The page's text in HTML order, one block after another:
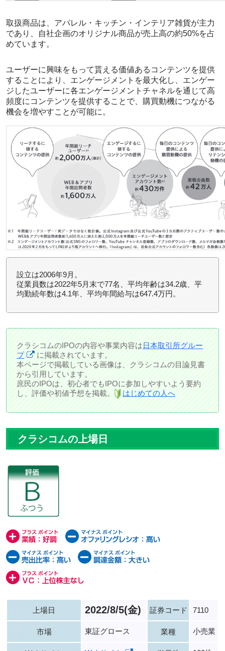
取扱商品は、アパレル・キッチン・インテリア雑貨が主力
であり、自社企画のオリジナル商品が売上高の約50%を占
めています。
ユーザーに興味をもって貰える価値あるコンテンツを提供
することにより、エンゲージメントを最大化し、エンゲー
ジしたユーザーに各エンゲージメントチャネルを通じて高
頻度にコンテンツを提供することで、購買動機につながる
機会を増やすことが可能に。
設立は2006年9月。
従業員数は2022年5月末で77名、平均年齢は34.2歳、平
均勤続年数は4.1年、平均年間給与は647.4万円。
クラシコムのIPOの内容や事業内容は日本取引所グルー
プ
に掲載されています。
本ページで掲載している画像は、クラシコムの目論見書
から引用しています。
庶民のIPOは、初心者でもIPOに参加しやすいよう要約
し、評価や初値予想を掲載。
はじめての人へ
クラシコムの上場日
上場日 2022/8/5(金) 証券コード 7110
市場 東証グロース 業種 小売業